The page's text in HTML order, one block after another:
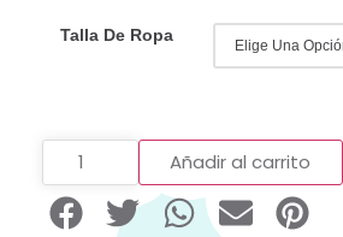
Talla De Ropa
Añadir al carrito